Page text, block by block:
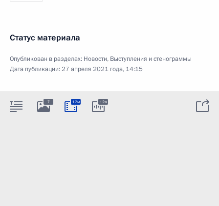
Статус материала
Опубликован в разделах: Новости, Выступления и стенограммы
Дата публикации:27 апреля 2021 года, 14:15
7 12м 12м